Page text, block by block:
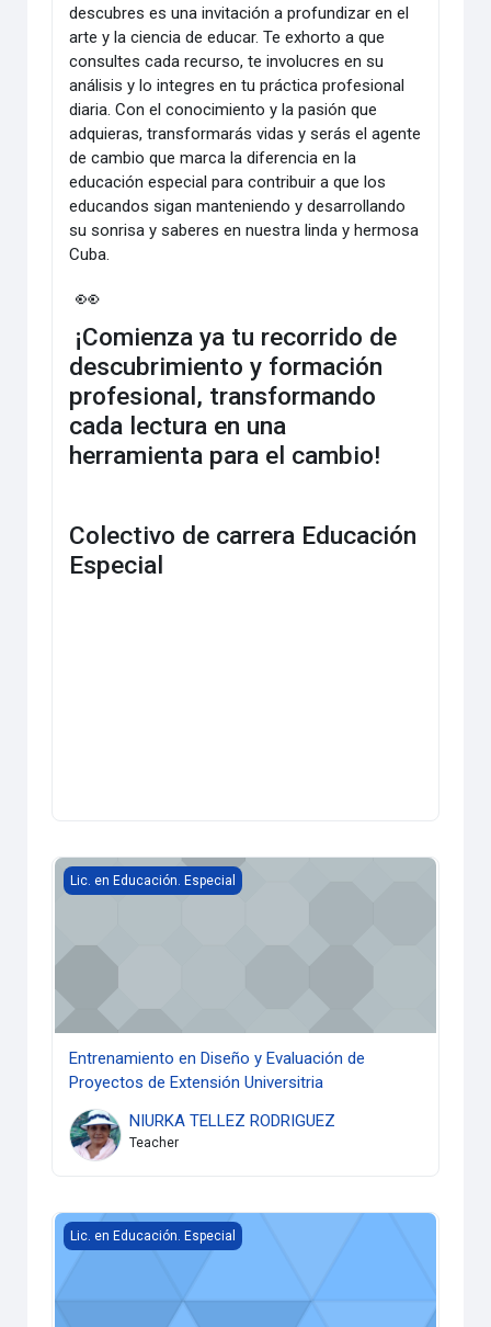
descubres es una invitación a profundizar en el
arte y la ciencia de educar. Te exhorto a que
consultes cada recurso, te involucres en su
análisis y lo integres en tu práctica profesional
diaria. Con el conocimiento y la pasión que
adquieras, transformarás vidas y serás el agente
de cambio que marca la diferencia en la
educación especial para contribuir a que los
educandos sigan manteniendo y desarrollando
su sonrisa y saberes en nuestra linda y hermosa
Cuba.
👀
¡Comienza ya tu recorrido de
descubrimiento y formación
profesional, transformando
cada lectura en una
herramienta para el cambio!
Colectivo de carrera Educación
Especial
Entrenamiento en Diseño y Evaluación de Proyectos de
Lic. en Educación. Especial
Entrenamiento en Diseño y Evaluación de
Proyectos de Extensión Universitria
NIURKA TELLEZ RODRIGUEZ
Teacher
Fonética, Fonología, voz y dicción
Lic. en Educación. Especial